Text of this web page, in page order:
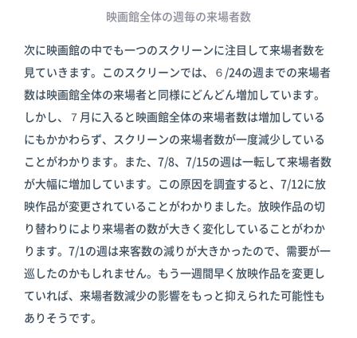
映画館全体の週毎の来場者数
次に映画館の中でも一つのスクリーンに注目して来場者数を
見ていきます。このスクリーンでは、６/24の週までの来場者
数は映画館全体の来場者と同様にどんどん増加しています。
しかし、７月に入ると映画館全体の来場者数は増加している
にもかかわらず、スクリーンの来場者数が一度減少している
ことがわかります。また、7/8、7/15の週は一転して来場者数
が大幅に増加しています。この原因を調査すると、7/12に放
映作品が変更されていることがわかりました。放映作品の切
り替わりにより来場者の数が大きく変化していることがわか
ります。7/1の週は来客数の減りが大きかったので、需要が一
巡したのかもしれません。もう一週間早く放映作品を変更し
ていれば、来場者数減少の影響をもっと抑えられた可能性も
ありそうです。